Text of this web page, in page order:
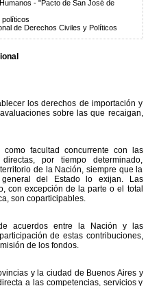
- "Pacto de San José de
políticos
de Derechos Civiles y Políticos
los derechos de importación y
sobre las que recaigan,
como facultad concurrente con las
por tiempo determinado,
de la Nación, siempre que la
del Estado lo exijan. Las
con excepción de la parte o el total
son coparticipables.
acuerdos entre la Nación y las
de estas contribuciones,
de los fondos.
y la ciudad de Buenos Aires y
a las competencias, servicios y